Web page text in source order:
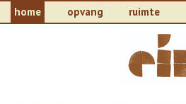
home opvang ruimte